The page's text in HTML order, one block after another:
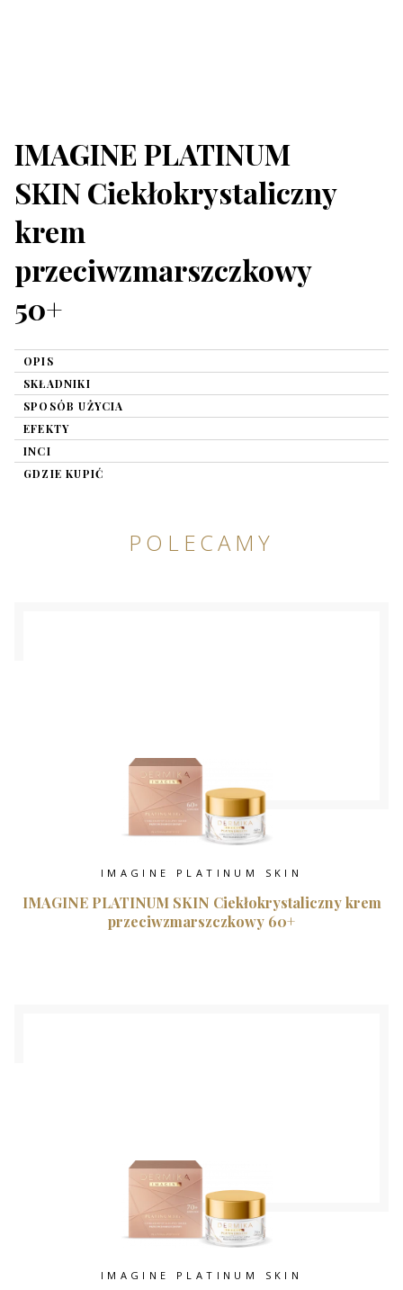
IMAGINE PLATINUM
SKIN Ciekłokrystaliczny
krem
przeciwzmarszczkowy
50+
OPIS
SKŁADNIKI
SPOSÓB UŻYCIA
EFEKTY
INCI
GDZIE KUPIĆ
POLECAMY
IMAGINE PLATINUM SKIN
IMAGINE PLATINUM SKIN Ciekłokrystaliczny krem
przeciwzmarszczkowy 60+
IMAGINE PLATINUM SKIN